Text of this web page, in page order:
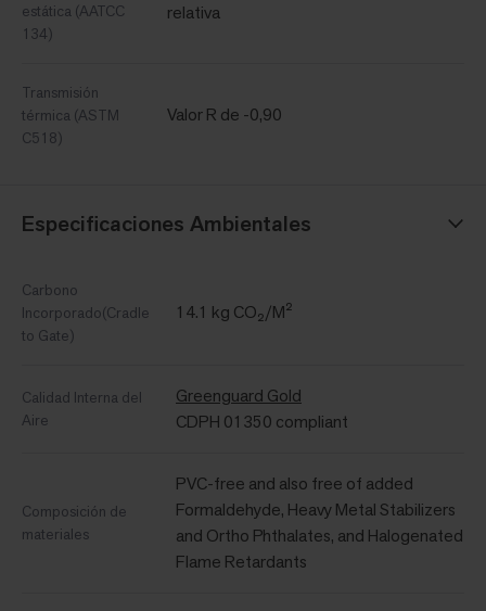
estática (AATCC
134)
relativa
Transmisión
térmica (ASTM
C518)
Valor R de -0,90
Especificaciones Ambientales
Carbono
Incorporado(Cradle
to Gate)
14.1 kg CO₂/M²
Calidad Interna del
Aire
Greenguard Gold
CDPH 01350 compliant
Composición de
materiales
PVC-free and also free of added
Formaldehyde, Heavy Metal Stabilizers
and Ortho Phthalates, and Halogenated
Flame Retardants